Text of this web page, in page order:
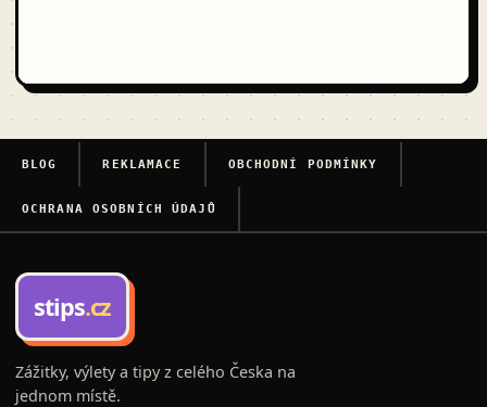
BLOG REKLAMACE OBCHODNÍ PODMÍNKY
OCHRANA OSOBNÍCH ÚDAJŮ
stips.cz
Zážitky, výlety a tipy z celého Česka na
jednom místě.